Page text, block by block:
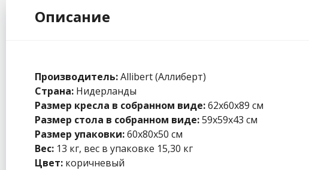
Описание
Производитель:Allibert (Аллиберт)
Страна: Нидерланды
Размер кресла в собранном виде:62x60x89 см
Размер стола в собранном виде:59x59x43 см
Размер упаковки:60x80x50 см
Вес: 13 кг, вес в упаковке 15,30 кг
Цвет: коричневый